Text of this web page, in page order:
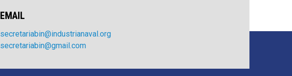
EMAIL
secretariabin@industrianaval.org
secretariabin@gmail.com